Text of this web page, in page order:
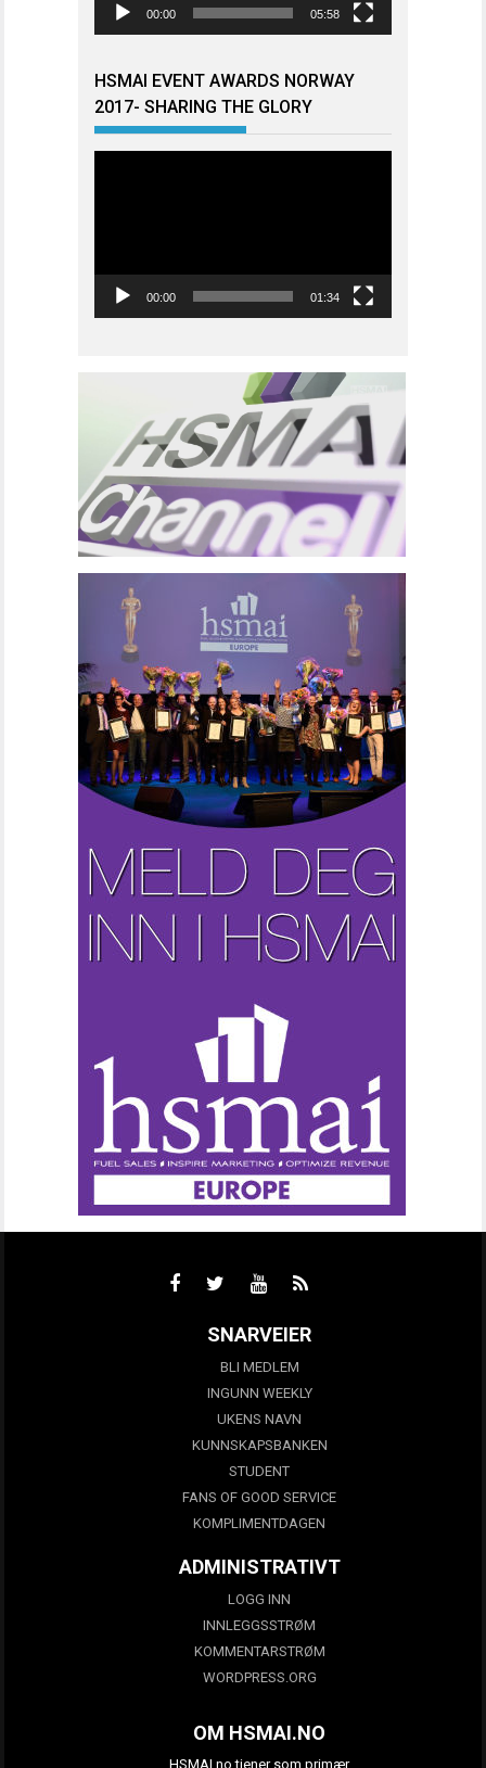
00:00 05:58
HSMAI EVENT AWARDS NORWAY
2017- SHARING THE GLORY
00:00 01:34
SNARVEIER
BLI MEDLEM
INGUNN WEEKLY
UKENS NAVN
KUNNSKAPSBANKEN
STUDENT
FANS OF GOOD SERVICE
KOMPLIMENTDAGEN
ADMINISTRATIVT
LOGG INN
INNLEGGSSTRØM
KOMMENTARSTRØM
WORDPRESS.ORG
OM HSMAI.NO
HSMAI.no tjener som primær